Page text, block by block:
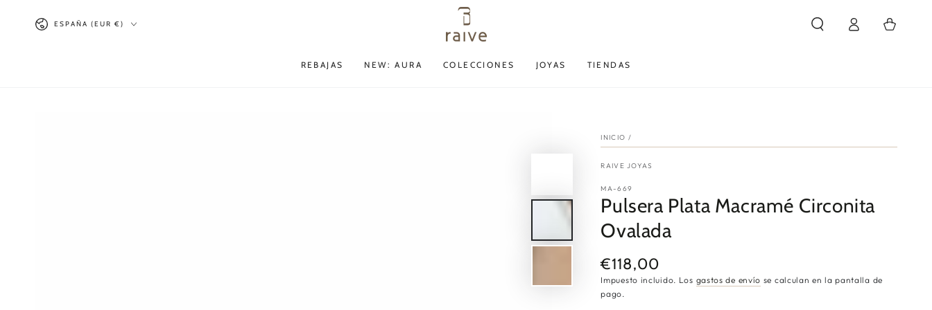
CONTENIDO
País/región
ESPAÑA (EUR €)
REBAJAS NEW: AURA COLECCIONES JOYAS TIENDAS
sesión
Carrito
INICIO /
RAIVE JOYAS
MA-669
Pulsera Plata Macramé Circonita
Ovalada
Precio
regular
€118,00
Impuesto incluido. Los gastos de envío se calculan en la pantalla de
pago.